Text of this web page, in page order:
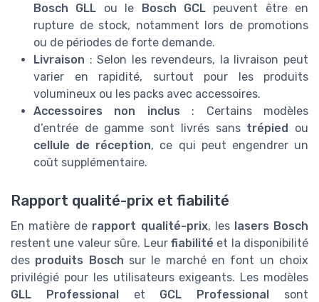
Bosch GLL ou le Bosch GCLpeuvent être en
rupture de stock, notamment lors de promotions
ou de périodes de forte demande.
Livraison : Selon les revendeurs, la livraison peut
varier en rapidité, surtout pour les produits
volumineux ou les packs avec accessoires.
Accessoires non inclus : Certains modèles
d’entrée de gamme sont livrés sans trépied ou
cellule de réception, ce qui peut engendrer un
coût supplémentaire.
Rapport qualité-prix et fiabilité
En matière de rapport qualité-prix, les lasers Bosch
restent une valeur sûre. Leur fiabilité et la disponibilité
des produits Bosch sur le marché en font un choix
privilégié pour les utilisateurs exigeants. Les modèles
GLL Professionalet GCL Professional sont